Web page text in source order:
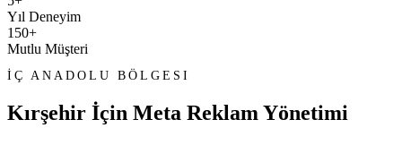
Yıl Deneyim
150+
Mutlu Müşteri
İÇ ANADOLU BÖLGESI
Kırşehir İçin Meta Reklam Yönetimi